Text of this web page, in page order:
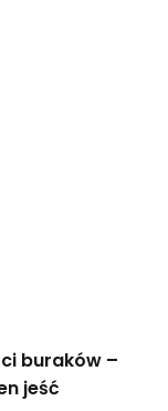
buraków –
jeść